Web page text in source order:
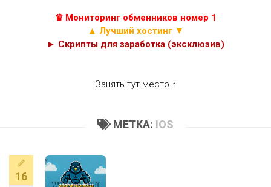
♛ Мониторинг обменников номер 1
▲ Лучший хостинг ▼
► Скрипты для заработка (эксклюзив)
Занять тут место ↑
МЕТКА: IOS
16